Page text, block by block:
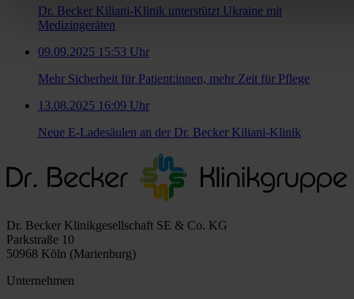
Dr. Becker Kiliani-Klinik unterstützt Ukraine mit
Medizingeräten
09.09.2025 15:53 Uhr
Mehr Sicherheit für Patient:innen, mehr Zeit für Pflege
13.08.2025 16:09 Uhr
Neue E-Ladesäulen an der Dr. Becker Kiliani-Klinik
Dr. Becker Klinikgesellschaft SE & Co. KG
Parkstraße 10
50968 Köln (Marienburg)
Unternehmen